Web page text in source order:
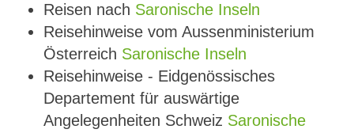
Reisen nach Saronische Inseln
Reisehinweise vom Aussenministerium
Österreich Saronische Inseln
Reisehinweise - Eidgenössisches
Departement für auswärtige
Angelegenheiten Schweiz Saronische